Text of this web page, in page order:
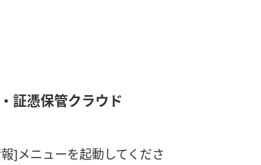
・ 証憑保管クラウド
]メニューを起動してくださ